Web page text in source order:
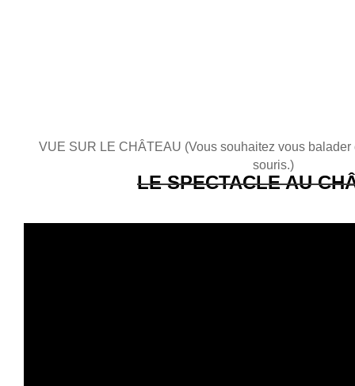
VUE SUR LE CHÂTEAU (Vous souhaitez vous
souris.)
LE SPECTACLE AU